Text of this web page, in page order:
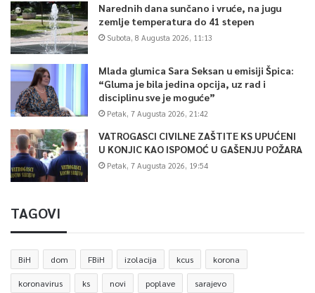
Narednih dana sunčano i vruće, na jugu
zemlje temperatura do 41 stepen
Subota, 8 Augusta 2026, 11:13
Mlada glumica Sara Seksan u emisiji Špica:
“Gluma je bila jedina opcija, uz rad i
disciplinu sve je moguće”
Petak, 7 Augusta 2026, 21:42
VATROGASCI CIVILNE ZAŠTITE KS UPUĆENI
U KONJIC KAO ISPOMOĆ U GAŠENJU POŽARA
Petak, 7 Augusta 2026, 19:54
TAGOVI
BiH dom FBiH izolacija kcus korona
koronavirus ks novi poplave sarajevo